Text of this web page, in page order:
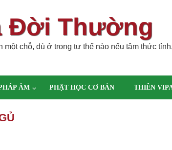
Đời Thường
một chỗ, dù ở trong tư thế nào nếu tâm thức
ÂM PHẬT HỌC CƠ BẢN THIỀN